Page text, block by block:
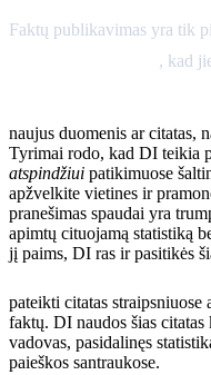
Faktų publikavimas yra tik
, kad
naujus duomenis ar citatas,
Tyrimai rodo, kad DI teikia
atspindžiui patikimuose
apžvelkite vietines ir
pranešimas spaudai yra
apimtų cituojamą statistiką
jį paims, DI ras ir pasitikės
pateikti citatas
faktų. DI naudos šias
vadovas, pasidalinęs
paieškos santraukose.